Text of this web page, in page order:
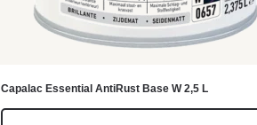
Capalac Essential AntiRust Base W 2,5 L